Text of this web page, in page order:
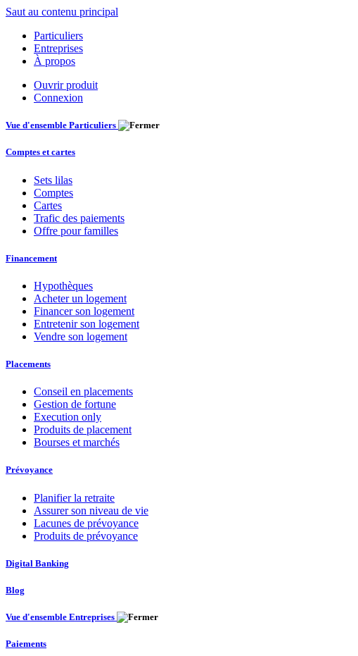
Saut au contenu principal
Particuliers
Entreprises
À propos
Ouvrir produit
Connexion
Vue d'ensemble Particuliers
Comptes et cartes
Sets lilas
Comptes
Cartes
Trafic des paiements
Offre pour familles
Financement
Hypothèques
Acheter un logement
Financer son logement
Entretenir son logement
Vendre son logement
Placements
Conseil en placements
Gestion de fortune
Execution only
Produits de placement
Bourses et marchés
Prévoyance
Planifier la retraite
Assurer son niveau de vie
Lacunes de prévoyance
Produits de prévoyance
Digital Banking
Blog
Vue d'ensemble Entreprises
Paiements